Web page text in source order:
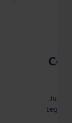
tegen